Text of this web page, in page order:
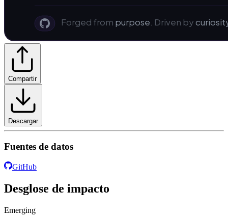
Forged from purpose . Driven by
Compartir
Descargar
Fuentes de datos
GitHub
Desglose de impacto
Emerging